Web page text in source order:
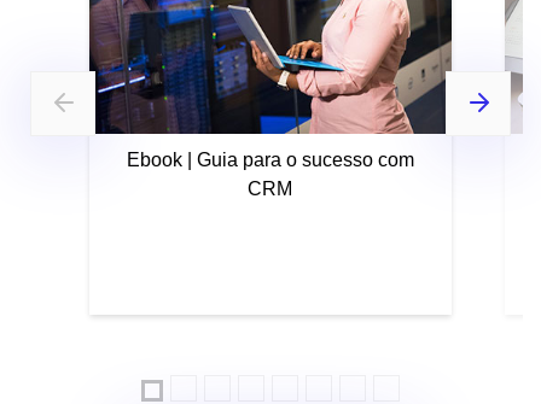
Ebook | Guia para o sucesso com
CRM